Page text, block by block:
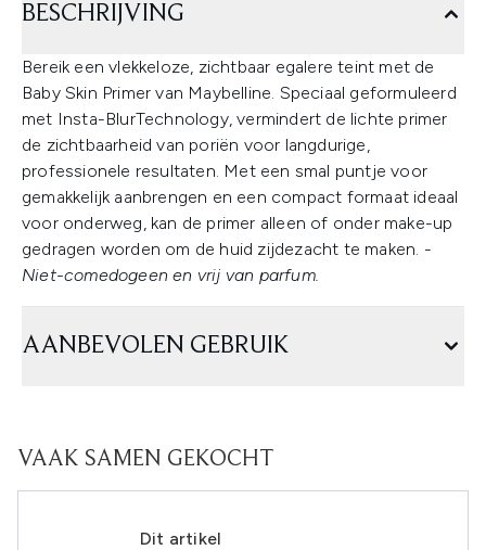
BESCHRIJVING
Bereik een vlekkeloze, zichtbaar egalere teint met de
Baby Skin Primer van Maybelline. Speciaal geformuleerd
met Insta-BlurTechnology, vermindert de lichte primer
de zichtbaarheid van poriën voor langdurige,
professionele resultaten. Met een smal puntje voor
gemakkelijk aanbrengen en een compact formaat ideaal
voor onderweg, kan de primer alleen of onder make-up
gedragen worden om de huid zijdezacht te maken. -
Niet-comedogeen en vrij van parfum.
AANBEVOLEN GEBRUIK
VAAK SAMEN GEKOCHT
Dit artikel